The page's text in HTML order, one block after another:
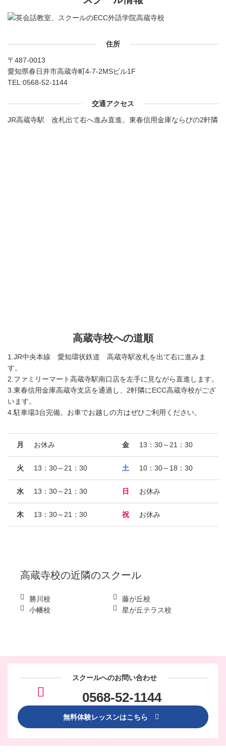
住所
〒487-0013
愛知県春日井市高蔵寺町4-7-2MSビル1F
TEL:0568-52-1144
交通アクセス
JR高蔵寺駅 改札出て右へ進み直進。東春信用金庫ならびの2軒隣
高蔵寺校への道順
1.JR中央本線 愛知環状鉄道 高蔵寺駅改札を出て右に進みま
す。
2.ファミリーマート高蔵寺駅南口店を左手に見ながら直進します。
3.東春信用金庫高蔵寺支店を通過し、2軒隣にECC高蔵寺校がござ
います。
4.駐車場3台完備。お車でお越しの方はぜひご利用ください。
月 お休み
火 13：30～21：30
水 13：30～21：30
木 13：30～21：30
金 13：30～21：30
土 10：30～18：30
日 お休み
祝 お休み
高蔵寺校の近隣のスクール
勝川校
藤が丘校
小幡校
星が丘テラス校
スクールへのお問い合わせ
0568-52-1144
無料体験レッスンはこちら